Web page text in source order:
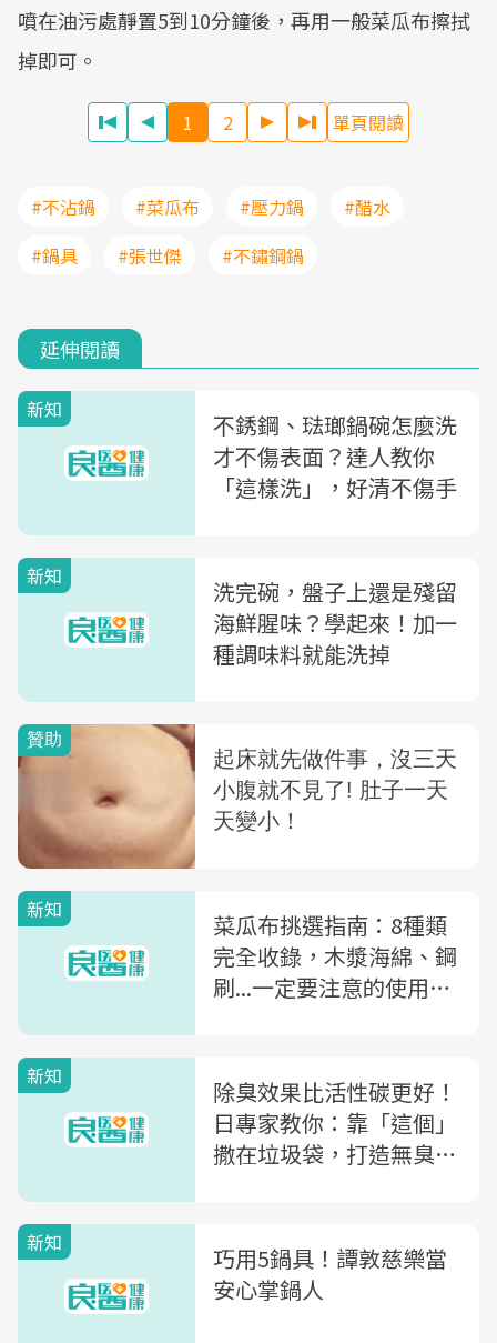
噴在油污處靜置5到10分鐘後，再用一般菜瓜布擦拭
掉即可。
1 2 單頁閱讀
#不沾鍋 #菜瓜布 #壓力鍋
#醋水
#鍋具
#張世傑 #不鏽鋼鍋
延伸閱讀
新知
不銹鋼、琺瑯鍋碗怎麼洗
才不傷表面？達人教你
「這樣洗」，好清不傷手
新知
洗完碗，盤子上還是殘留
海鮮腥味？學起來！加一
種調味料就能洗掉
新知
菜瓜布挑選指南：8種類
完全收錄，木漿海綿、鋼
刷...一定要注意的使用事
新知
除臭效果比活性碳更好！
日專家教你：靠「這個」
撒在垃圾袋，打造無臭廚
新知
巧用5鍋具！譚敦慈樂當
安心掌鍋人